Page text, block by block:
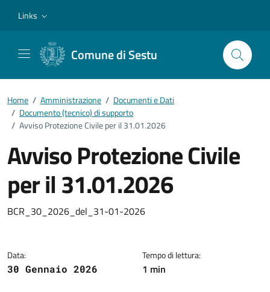
Links
Comune di Sestu
Home / Amministrazione / Documenti e Dati
/ Documento (tecnico) di supporto
/ Avviso Protezione Civile per il 31.01.2026
Avviso Protezione Civile
per il 31.01.2026
Dettagli del documento
BCR_30_2026_del_31-01-2026
Data:
30 Gennaio 2026
Tempo di lettura:
1 min